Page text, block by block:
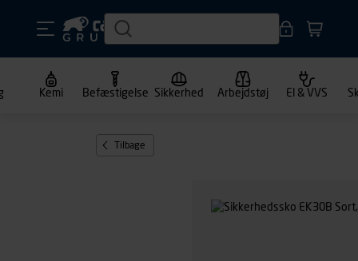
Kemi Befæstigelse Sikkerhed Arbejdstøj El & VVS
Tilbage